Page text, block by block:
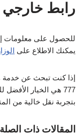
رابط خارجي
للحصول على معلومات
يمكنك الاطلاع على
إذا كنت تبحث عن خدمة
777 هي الخيار
بتجربة نقل خالية من
المقالات ذات